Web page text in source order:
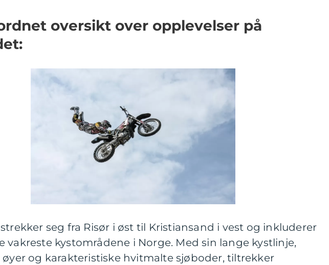
oversikt over opplevelser på
seg fra Risør i øst til Kristiansand i vest og inkluderer
vakreste kystområdene i Norge. Med sin lange kystlinje,
og karakteristiske hvitmalte sjøboder, tiltrekker